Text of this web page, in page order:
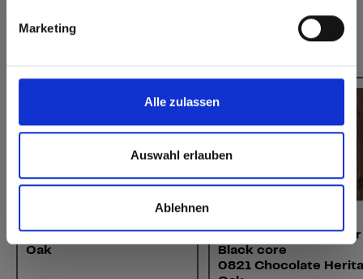
Marketing
Alle zulassen
Auswahl erlauben
Ablehnen
0821 Chocolate Heritage
Oak
Max Compact Interior
Black core
0821 Chocolate